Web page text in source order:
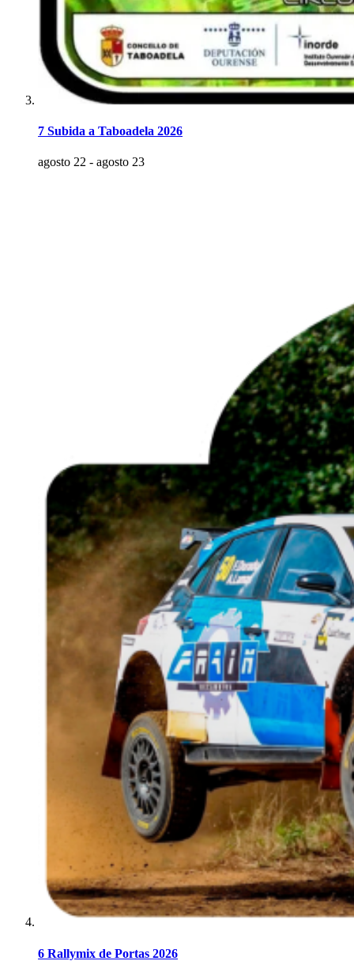
7 Subida a Taboadela 2026
agosto 22 - agosto 23
6 Rallymix de Portas 2026